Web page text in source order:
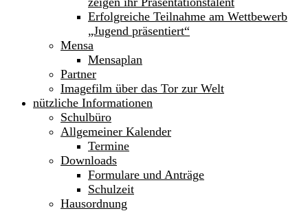
Erfolgreiche Teilnahme am Wettbewerb
„Jugend präsentiert“
Mensa
Mensaplan
Partner
Imagefilm über das Tor zur Welt
nützliche Informationen
Schulbüro
Allgemeiner Kalender
Termine
Downloads
Formulare und Anträge
Schulzeit
Hausordnung